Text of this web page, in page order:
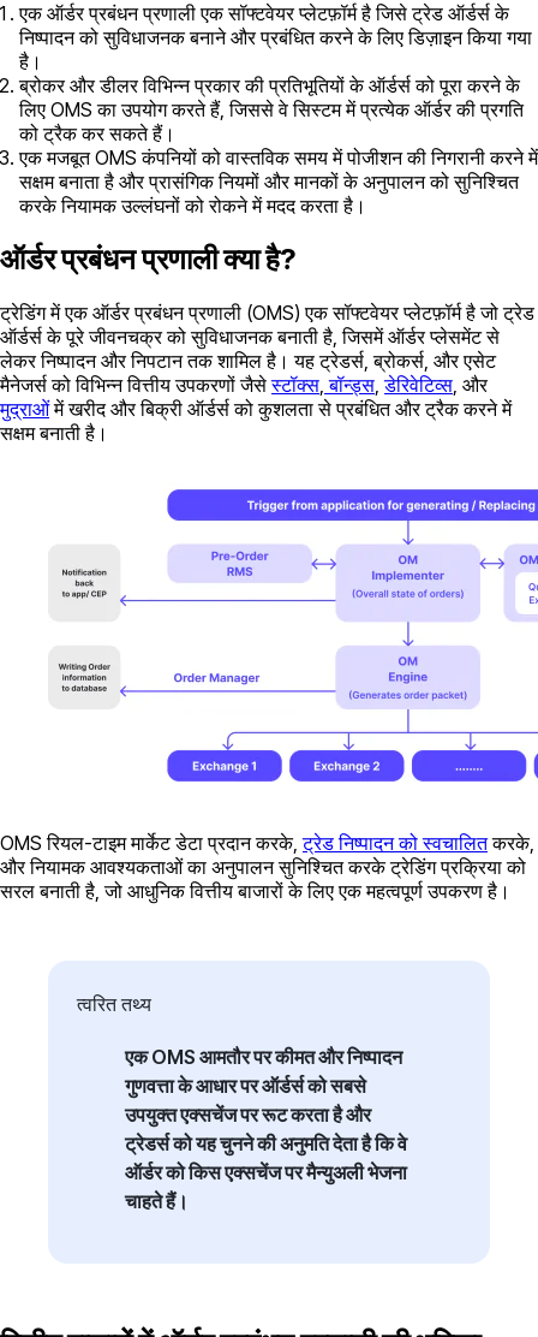
एक ऑर्डर प्रबंधन प्रणाली एक सॉफ्टवेयर प्लेटफ़ॉर्म है जिसे ट्रेड ऑर्डर्स के
निष्पादन को सुविधाजनक बनाने और प्रबंधित करने के लिए डिज़ाइन किया गया
है।
ब्रोकर और डीलर विभिन्न प्रकार की प्रतिभूतियों के ऑर्डर्स को पूरा करने के
लिए OMS का उपयोग करते हैं, जिससे वे सिस्टम में प्रत्येक ऑर्डर की प्रगति
को ट्रैक कर सकते हैं।
एक मजबूत OMS कंपनियों को वास्तविक समय में पोजीशन की निगरानी करने में
सक्षम बनाता है और प्रासंगिक नियमों और मानकों के अनुपालन को सुनिश्चित
करके नियामक उल्लंघनों को रोकने में मदद करता है।
ऑर्डर प्रबंधन प्रणाली क्या है?
ट्रेडिंग में एक ऑर्डर प्रबंधन प्रणाली (OMS) एक सॉफ्टवेयर प्लेटफ़ॉर्म है जो ट्रेड
ऑर्डर्स के पूरे जीवनचक्र को सुविधाजनक बनाती है, जिसमें ऑर्डर प्लेसमेंट से
लेकर निष्पादन और निपटान तक शामिल है। यह ट्रेडर्स, ब्रोकर्स, और एसेट
मैनेजर्स को विभिन्न वित्तीय उपकरणों जैसेस्टॉक्स बॉन्ड्स ,डेरिवेटिव्स , और
मुद्राओंमें खरीद और बिक्री ऑर्डर्स को कुशलता से प्रबंधित और ट्रैक करने में
सक्षम बनाती है।
OMS रियल-टाइम मार्केट डेटा प्रदान करके,ट्रेड निष्पादन को स्वचालितकरके,
और नियामक आवश्यकताओं का अनुपालन सुनिश्चित करके ट्रेडिंग प्रक्रिया को
सरल बनाती है, जो आधुनिक वित्तीय बाजारों के लिए एक महत्वपूर्ण उपकरण है।
एक OMS आमतौर पर कीमत और निष्पादन
गुणवत्ता के आधार पर ऑर्डर्स को सबसे
उपयुक्त एक्सचेंज पर रूट करता है और
ट्रेडर्स को यह चुनने की अनुमति देता है कि वे
ऑर्डर को किस एक्सचेंज पर मैन्युअली भेजना
चाहते हैं।
त्वरित तथ्य